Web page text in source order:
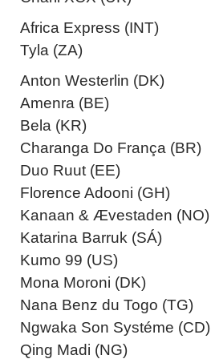
Africa Express (INT)
Tyla (ZA)
Anton Westerlin (DK)
Amenra (BE)
Bela (KR)
Charanga Do França (BR)
Duo Ruut (EE)
Florence Adooni (GH)
Kanaan & Ævestaden (NO)
Katarina Barruk (SÁ)
Kumo 99 (US)
Mona Moroni (DK)
Nana Benz du Togo (TG)
Ngwaka Son Systéme (CD)
Qing Madi (NG)